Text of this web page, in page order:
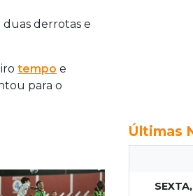
duas derrotas e
tempo e
para o
Últimas